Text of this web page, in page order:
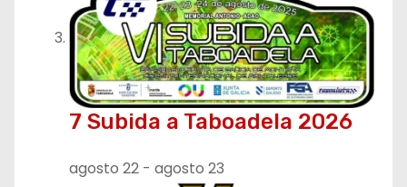
7 Subida a Taboadela 2026
agosto 22 - agosto 23